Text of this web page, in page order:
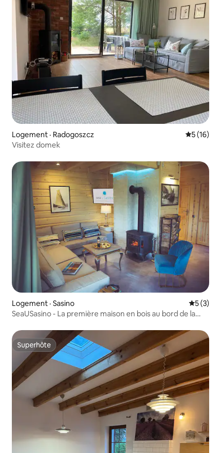
Logement · Radogoszcz Note
5 (16)
Visitez domek
Logement · Sasino Note
5 (3)
SeaUSasino - La première maison en bois au bord de la
Superhôte
Superhôte